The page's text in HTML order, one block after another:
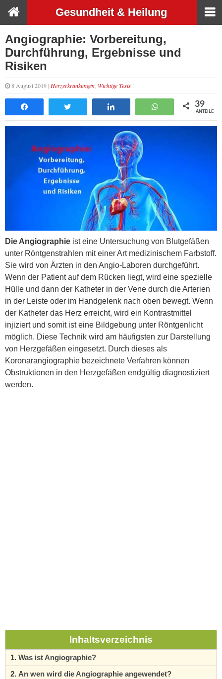
Gesundheit & Heilung
Angiographie: Vorbereitung,
Durchführung, Ergebnisse und
Risiken
8 August 2019 | Herzerkrankungen Wichtige Tests
WhatsApp39
ANTEILE
Die Angiographie ist eine Untersuchung von Blutgefäßen
unter Röntgenstrahlen mit einer Art medizinischem Farbstoff.
Sie wird von Ärzten in den Angio-Laboren durchgeführt.
Wenn der Patient auf dem Rücken liegt, wird eine spezielle
Hülle und dann der Katheter in der Vene durch die Arterien
in der Leiste oder im Handgelenk nach oben bewegt. Wenn
der Katheter das Herz erreicht, wird ein Kontrastmittel
injiziert und somit ist eine Bildgebung unter Röntgenlicht
möglich. Diese Technik wird am häufigsten zur Darstellung
von Herzgefäßen eingesetzt. Durch dieses als
Koronarangiographie bezeichnete Verfahren können
Obstruktionen in den Herzgefäßen endgültig diagnostiziert
werden.
Inhaltsverzeichnis
Was ist Angiographie?
An wen wird die Angiographie angewendet?